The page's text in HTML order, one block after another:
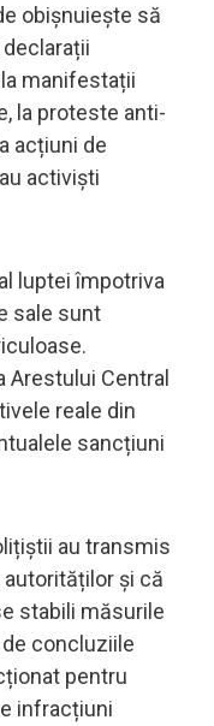
obișnuiește să
manifestații
la proteste anti-
acțiuni de
activiști
luptei împotriva
sale sunt
Arestului Central
reale din
sancțiuni
au transmis
și că
stabili măsurile
concluziile
pentru
infracțiuni